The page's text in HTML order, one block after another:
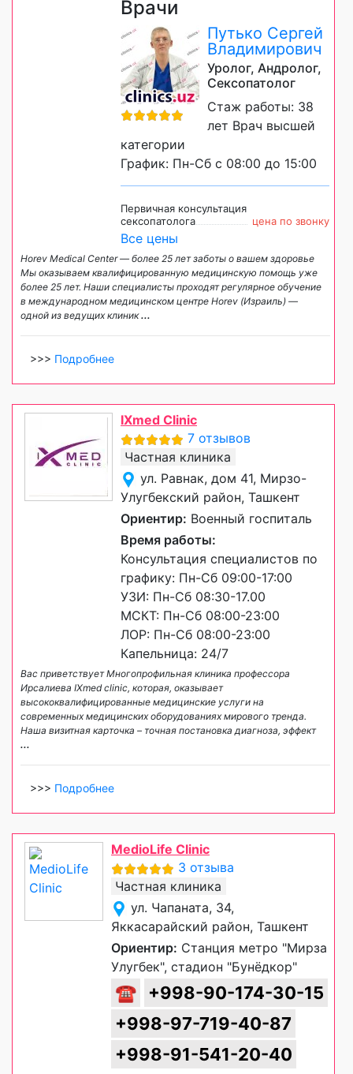
Врачи
Путько Сергей
Владимирович
Уролог, Андролог,
Сексопатолог
Стаж работы: 38
лет Врач высшей
категории
График: Пн-Сб с 08:00 до 15:00
Первичная консультация
сексопатолога
цена по звонку
Все цены
Horev Medical Center — более 25 лет заботы о вашем здоровье
Мы оказываем квалифицированную медицинскую помощь уже
более 25 лет. Наши специалисты проходят регулярное обучение
в международном медицинском центре Horev (Израиль) —
одной из ведущих клиник...
>>> Подробнее
IXmed Clinic
7 отзывов
Частная клиника
ул. Равнак, дом 41, Мирзо-
Улугбекский район, Ташкент
Ориентир: Военный госпиталь
Время работы:
Консультация специалистов по
графику: Пн-Сб 09:00-17:00
УЗИ: Пн-Сб 08:30-17.00
МСКТ: Пн-Сб 08:00-23:00
ЛОР: Пн-Сб 08:00-23:00
Капельница: 24/7
Вас приветствует Многопрофильная клиника профессора
Ирсалиева IXmed clinic, которая, оказывает
высококвалифицированные медицинские услуги на
современных медицинских оборудованиях мирового тренда.
Наша визитная карточка – точная постановка диагноза, эффект
...
>>> Подробнее
MedioLife Clinic
3 отзыва
Частная клиника
ул. Чапаната, 34,
Яккасарайский район, Ташкент
Ориентир: Станция метро "Мирза
Улугбек", стадион "Бунёдкор"
☎
+998-90-174-30-15
+998-97-719-40-87
+998-91-541-20-40